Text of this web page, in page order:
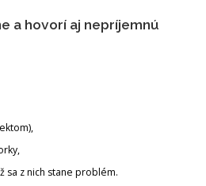
a hovorí aj nepríjemnú
sa z nich stane problém.